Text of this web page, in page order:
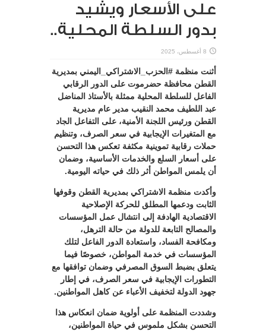
على الأسعار ويشيد
بدور السلطة المحلية..
8 أغسطس، 2025
أثنت منظمة #الحزب_الاشتراكي_اليمني بمديرية
القطن محافظة حضرموت على الدور الرقابي
الفاعل للسلطة المحلية ممثلة بالأستاذ المناضل
عبد اللطيف محمد النقيب مدير عام مديرية
القطن ورئيس اللجنة الأمنية، على التفاعل الجاد
مع المتغيرات الإيجابية في سعر الصرف، وتنظيم
حملات رقابية تموينية مكثفة تعكس هذا التحسن
على أسعار السلع والخدمات الأساسية، وضمان
أن يلمس المواطن أثر ذلك في حياته اليومية.
وأكدت منظمة الاشتراكي بمديرية القطن وقوفها
الثابت ودعمها المطلق للحركة الإصلاحية
الاقتصادية الهادفة إلى انتشال عمل المؤسسات
والمصالح التابعة للدولة من حالة الترهل،
ومكافحة الفساد، واستعادة الدور الفاعل لتلك
المؤسسات في خدمة المواطن، خصوصًا فيما
يتعلق بضبط السوق المصرفي وضمان توافقها مع
التطورات الإيجابية في سعر الصرف، في إطار
جهود الدولة لتخفيف الأعباء عن كاهل المواطنين.
وشددت المنظمة على أولوية ضمان انعكاس هذا
التحسن بشكل ملموس في حياة المواطنين،